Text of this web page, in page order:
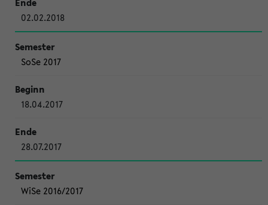
02.02.2018
SoSe 2017
18.04.2017
28.07.2017
WiSe 2016/2017